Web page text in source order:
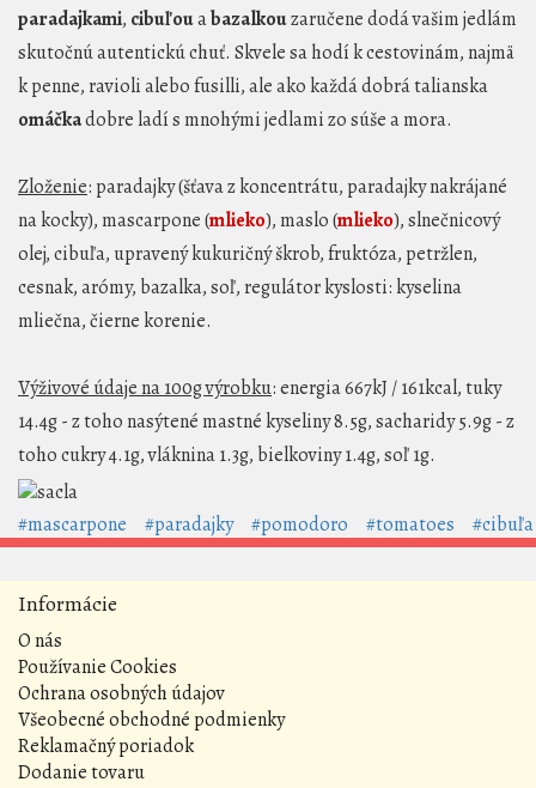
paradajkami, cibuľouabazalkouzaručene dodá vašim jedlám
skutočnú autentickú chuť. Skvele sa hodí k cestovinám, najmä
k penne, ravioli alebo fusilli, ale ako každá dobrá talianska
omáčkadobre ladí s mnohými jedlami zo súše a mora.
Zloženie: paradajky (šťava z koncentrátu, paradajky nakrájané
na kocky), mascarpone (mlieko), maslo (mlieko), slnečnicový
olej, cibuľa, upravený kukuričný škrob, fruktóza, petržlen,
cesnak, arómy, bazalka, soľ, regulátor kyslosti: kyselina
mliečna, čierne korenie.
Výživové údaje na 100g výrobku: energia 667kJ / 161kcal, tuky
14.4g - z toho nasýtené mastné kyseliny 8.5g, sacharidy 5.9g - z
toho cukry 4.1g, vláknina 1.3g, bielkoviny 1.4g, soľ 1g.
#mascarpone #paradajky #pomodoro #tomatoes #cibuľa
Informácie
O nás
Používanie Cookies
Ochrana osobných údajov
Všeobecné obchodné podmienky
Reklamačný poriadok
Dodanie tovaru